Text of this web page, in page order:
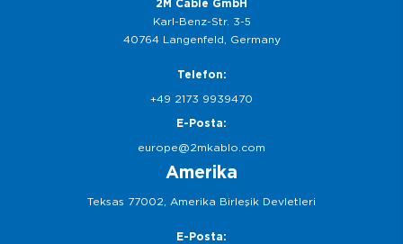
2M Cable GmbH
Karl-Benz-Str. 3-5
40764 Langenfeld, Germany
Telefon:
+49 2173 9939470
E-Posta:
europe@2mkablo.com
Amerika
Teksas 77002, Amerika Birleşik Devletleri
E-Posta: